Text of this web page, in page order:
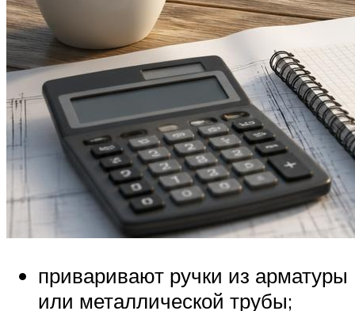
приваривают ручки из арматуры
или металлической трубы;